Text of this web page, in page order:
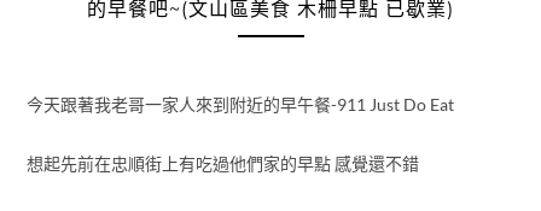
的早餐吧~(文山區美食 木柵早點 已歇業)
今天跟著我老哥一家人來到附近的早午餐-911 Just Do Eat
想起先前在忠順街上有吃過他們家的早點 感覺還不錯